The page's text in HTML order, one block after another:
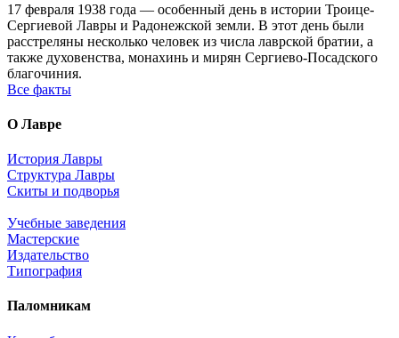
17 февраля 1938 года — особенный день в истории Троице-
Сергиевой Лавры и Радонежской земли. В этот день были
расстреляны несколько человек из числа лаврской братии, а
также духовенства, монахинь и мирян Сергиево-Посадского
благочиния.
Все факты
О Лавре
История Лавры
Структура Лавры
Скиты и подворья
Учебные заведения
Мастерские
Издательство
Типография
Паломникам